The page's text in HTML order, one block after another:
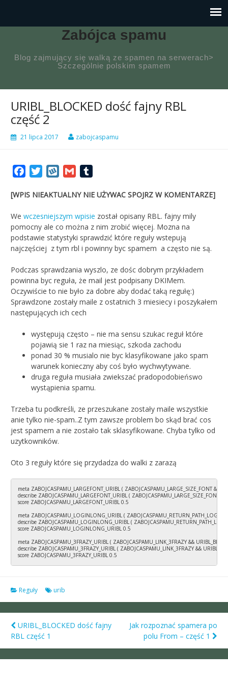
Zabójca spamu
Blog zajmujący się walką ze spamen na serwerach>
Szczególnie polskim spamem
URIBL_BLOCKED dość fajny RBL
część 2
21 lipca 2017 zabojcaspamu
FacebookTwitterWykopGmail
[WPIS NIEAKTUALNY NIE UŻYWAC SPOJRZ W KOMENTARZE]
We wczesniejszym wpisie został opisany RBL. fajny mily
pomocny ale co można z nim zrobić więcej. Mozna na
podstawie statystyki sprawdzić które reguły wstepują
najczęściej z tym rbl i powinny byc spamem a często nie są.
Podczas sprawdzania wyszlo, ze dośc dobrym przykładem
powinna byc reguła, że mail jest podpisany DKIMem.
Oczywiście to nie było za dobre aby dodać taką regułę:)
Sprawdzone zostały maile z ostatnich 3 miesiecy i poszykałem
następujących ich cech
występują często – nie ma sensu szukac reguł które
pojawią sie 1 raz na miesiąc, szkoda zachodu
ponad 30 % musialo nie byc klasyfikowane jako spam
warunek konieczny aby coś było wychwytywane.
druga reguła musiała zwiekszać pradopodobieńswo
wystąpienia spamu.
Trzeba tu podkreśli, ze przeszukane zostały maile wszystkie
anie tylko nie-spam..Z tym zawsze problem bo skąd brać cos
jest spamem a nie zostało tak sklasyfikowane. Chyba tylko od
uzytkowników.
Oto 3 reguły które się przydadza do walki z zarazą
meta ZABOJCASPAMU_LARGEFONT_URIBL ( ZABOJCASPAMU_LARGE_SIZE_FONT &&
describe ZABOJCASPAMU_LARGEFONT_URIBL ( ZABOJCASPAMU_LARGE_SIZE_FONT
score ZABOJCASPAMU_LARGEFONT_URIBL 0.5
meta ZABOJCASPAMU_LOGINLONG_URIBL (
describe ZABOJCASPAMU_LOGINLONG_URIBL (
score ZABOJCASPAMU_LOGINLONG_URIBL 0.5
meta ZABOJCASPAMU_3FRAZY_URIBL ( ZABOJCASPAMU_LINK_3FRAZY &&
describe ZABOJCASPAMU_3FRAZY_URIBL ( ZABOJCASPAMU_LINK_3FRAZY &&
score ZABOJCASPAMU_3FRAZY_URIBL 0.5
Reguły urib
Post
navigation
URIBL_BLOCKED dość fajny
RBL część 1
Jak rozpoznać spamera po
polu From – część 1